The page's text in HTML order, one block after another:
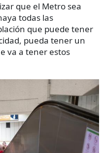
que el Metro sea
todas las
que puede tener
pueda tener un
va a tener estos